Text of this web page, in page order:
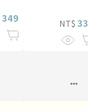
349 NT$